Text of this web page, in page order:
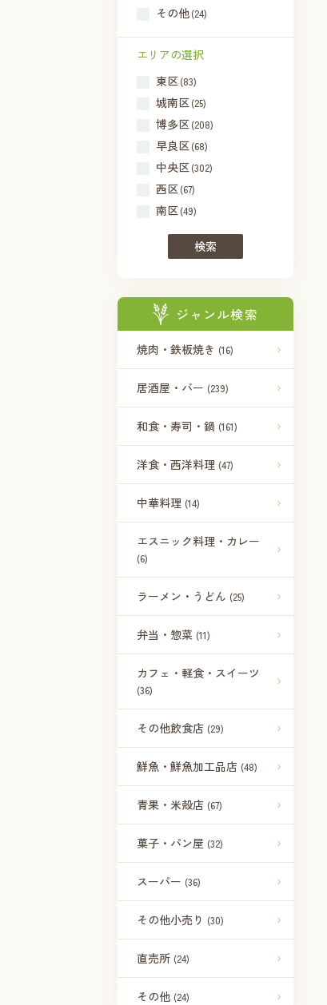
その他(24)
エリアの選択
東区(83)
城南区(25)
博多区(208)
早良区(68)
中央区(302)
西区(67)
南区(49)
検索
ジャンル検索
焼肉・鉄板焼き (16)
居酒屋・バー (239)
和食・寿司・鍋 (161)
洋食・西洋料理 (47)
中華料理 (14)
エスニック料理・カレー
(6)
ラーメン・うどん (25)
弁当・惣菜 (11)
カフェ・軽食・スイーツ
(36)
その他飲食店 (29)
鮮魚・鮮魚加工品店 (48)
青果・米殻店 (67)
菓子・パン屋 (32)
スーパー (36)
その他小売り (30)
直売所 (24)
その他 (24)